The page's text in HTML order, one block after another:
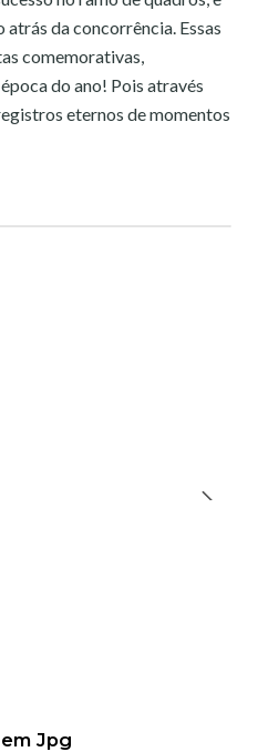
da concorrência. Essas
comemorativas,
do ano! Pois através
eternos de momentos
Jpg